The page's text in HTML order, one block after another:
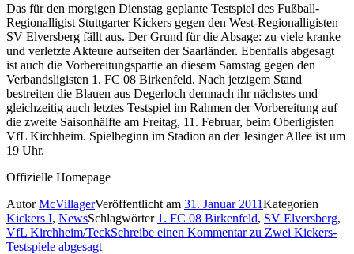
Das für den morgigen Dienstag geplante Testspiel des Fußball-
Regionalligist Stuttgarter Kickers gegen den West-Regionalligisten
SV Elversberg fällt aus. Der Grund für die Absage: zu viele kranke
und verletzte Akteure aufseiten der Saarländer. Ebenfalls abgesagt
ist auch die Vorbereitungspartie an diesem Samstag gegen den
Verbandsligisten 1. FC 08 Birkenfeld. Nach jetzigem Stand
bestreiten die Blauen aus Degerloch demnach ihr nächstes und
gleichzeitig auch letztes Testspiel im Rahmen der Vorbereitung auf
die zweite Saisonhälfte am Freitag, 11. Februar, beim Oberligisten
VfL Kirchheim. Spielbeginn im Stadion an der Jesinger Allee ist um
19 Uhr.
Offizielle Homepage
AutorMcVillagerVeröffentlicht am 31. Januar 2011Kategorien
Kickers I, NewsSchlagwörter 1. FC 08 Birkenfeld, SV Elversberg,
VfL Kirchheim/TeckSchreibe einen Kommentarzu Zwei Kickers-
Testspiele abgesagt